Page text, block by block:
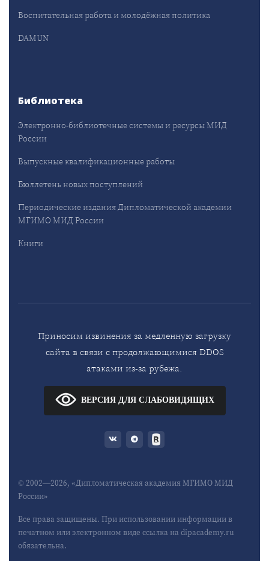
Воспитательная работа и молодёжная политика
DAMUN
Библиотека
Электронно-библиотечные системы и ресурсы МИД
России
Выпускные квалификационные работы
Бюллетень новых поступлений
Периодические издания Дипломатической академии
МГИМО МИД России
Книги
Приносим извинения за медленную загрузку
сайта в связи с продолжающимися DDOS
атаками из-за рубежа.
ВЕРСИЯ ДЛЯ СЛАБОВИДЯЩИХ
© 2002—2026, «Дипломатическая академия МГИМО МИД
России»
Все права защищены. При использовании информации в
печатном или электронном виде ссылка на dipacademy.ru
обязательна.